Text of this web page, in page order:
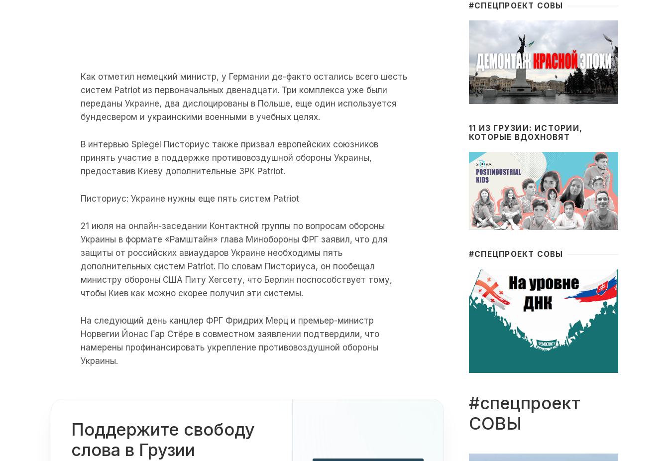
Как отметил немецкий министр, у Германии де-факто остались всего шесть
систем Patriot из первоначальных двенадцати. Три комплекса уже были
переданы Украине, два дислоцированы в Польше, еще один используется
бундесвером и украинскими военными в учебных целях.
В интервью Spiegel Писториус также призвал европейских союзников
принять участие в поддержке противовоздушной обороны Украины,
предоставив Киеву дополнительные ЗРК Patriot.
Писториус: Украине нужны еще пять систем Patriot
21 июля на онлайн-заседании Контактной группы по вопросам обороны
Украины в формате «Рамштайн» глава Минобороны ФРГ заявил, что для
защиты от российских авиаударов Украине необходимы пять
дополнительных систем Patriot. По словам Писториуса, он пообещал
министру обороны США Питу Хегсету, что Берлин поспособствует тому,
чтобы Киев как можно скорее получил эти системы.
На следующий день канцлер ФРГ Фридрих Мерц и премьер-министр
Норвегии Йонас Гар Стёре в совместном заявлении подтвердили, что
намерены профинансировать укрепление противовоздушной обороны
Украины.
Поддержите свободу
слова в Грузии
#CПЕЦПРОЕКТ СОВЫ
11 ИЗ ГРУЗИИ: ИСТОРИИ,
КОТОРЫЕ ВДОХНОВЯТ
#CПЕЦПРОЕКТ СОВЫ
#спецпроект
СОВЫ